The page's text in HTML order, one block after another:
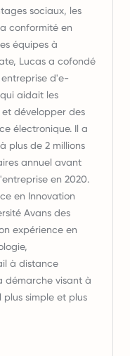
sociaux, les
conformité en
équipes à
Lucas a cofondé
d'e-
aidait les
développer des
électronique. Il a
plus de 2 millions
annuel avant
en 2020.
en Innovation
Avans des
expérience en
à distance
démarche visant à
simple et plus